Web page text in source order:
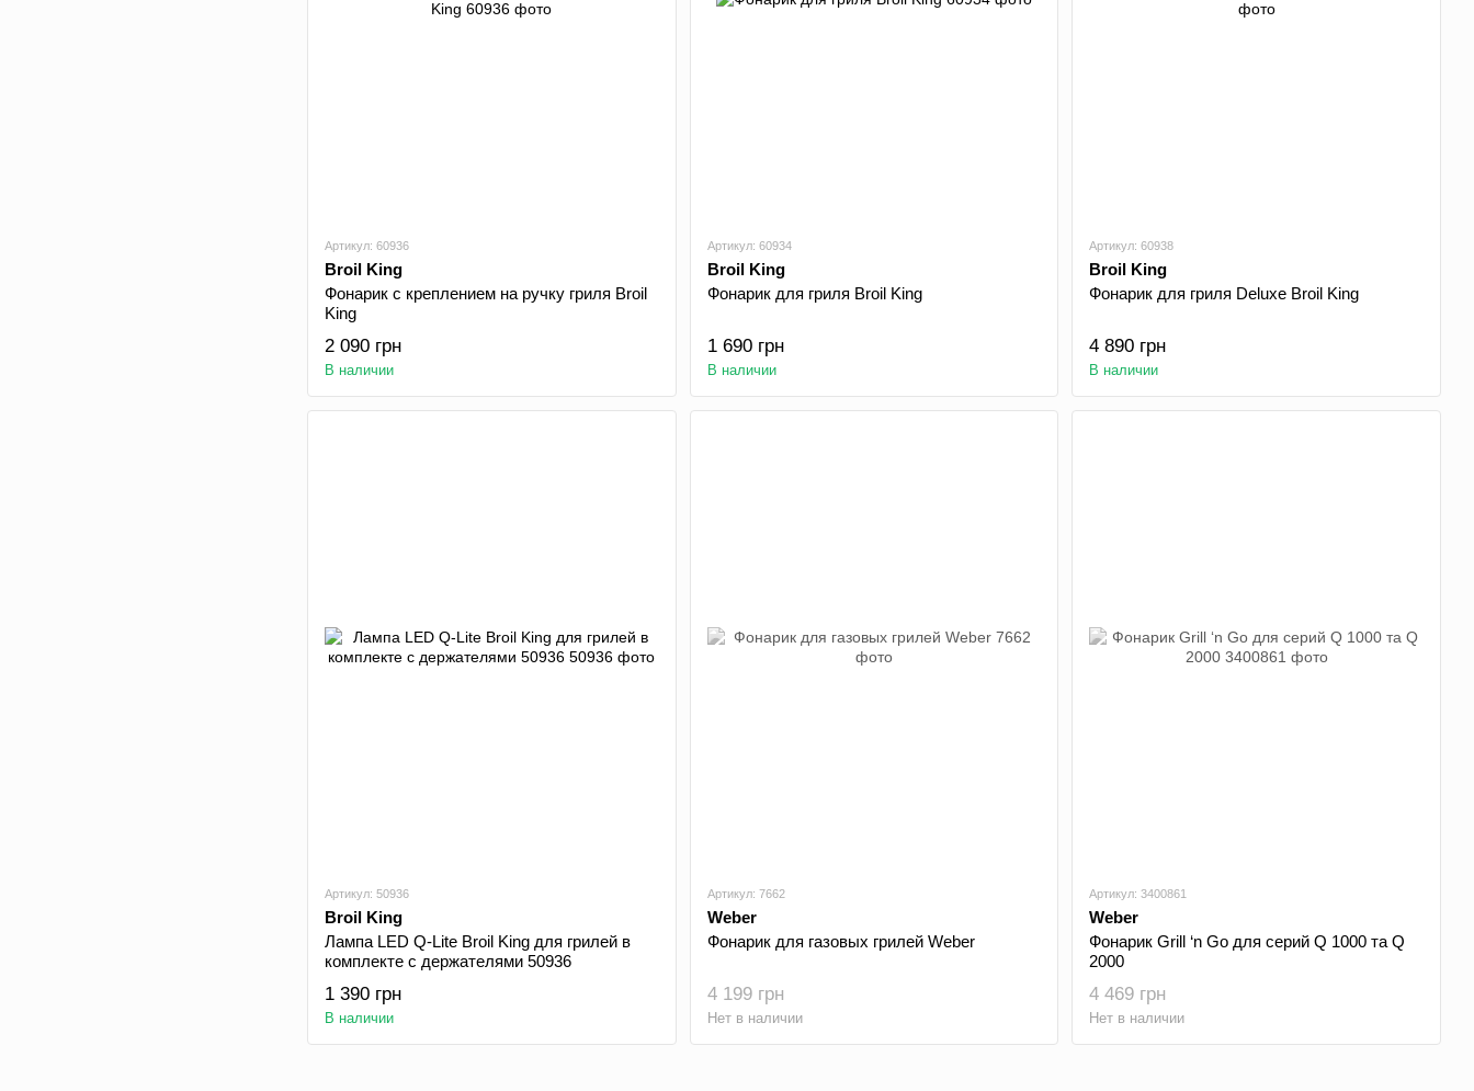
Артикул: 60936
Broil King
Фонарик с креплением на ручку гриля Broil
King
2 090 грн
В наличии
Артикул: 60934
Broil King
Фонарик для гриля Broil King
1 690 грн
В наличии
Артикул: 60938
Broil King
Фонарик для гриля Deluxe Broil King
4 890 грн
В наличии
Артикул: 50936
Broil King
Лампа LED Q-Lite Broil King для грилей в
комплекте с держателями 50936
1 390 грн
В наличии
Артикул: 7662
Weber
Фонарик для газовых грилей Weber
4 199 грн
Нет в наличии
Артикул: 3400861
Weber
Фонарик Grill ‘n Go для серий Q 1000 та Q
2000
4 469 грн
Нет в наличии